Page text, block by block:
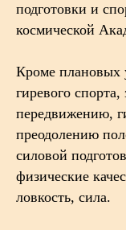
подготовки и
космической
Кроме плановых
гиревого
передвижению,
преодолению
силовой
физические
ловкость, сила.